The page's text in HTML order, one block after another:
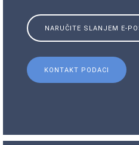
NARUČITE SLANJEM E-
KONTAKT PODACI